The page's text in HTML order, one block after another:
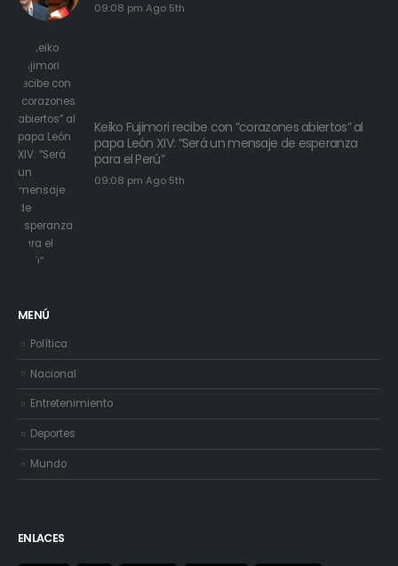
09:08 pm Ago 5th
Keiko Fujimori recibe con “corazones abiertos” al
papa León XIV: “Será un mensaje de esperanza
para el Perú”
09:08 pm Ago 5th
MENÚ
Política
Nacional
Entretenimiento
Deportes
Mundo
ENLACES